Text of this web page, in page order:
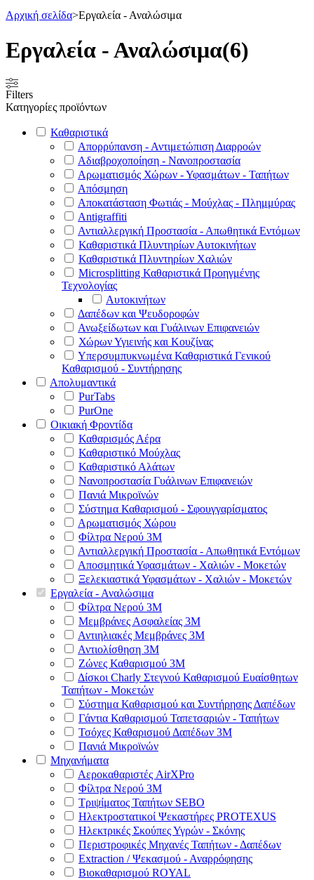
Αρχική σελίδα>Εργαλεία - Αναλώσιμα
Εργαλεία - Αναλώσιμα(6)
Filters
Κατηγορίες προϊόντων
Καθαριστικά
Απορρύπανση - Αντιμετώπιση Διαρροών
Αδιαβροχοποίηση - Νανοπροστασία
Αρωματισμός Χώρων - Υφασμάτων - Ταπήτων
Απόσμηση
Αποκατάσταση Φωτιάς - Μούχλας - Πλημμύρας
Antigraffiti
Αντιαλλεργική Προστασία - Απωθητικά Εντόμων
Καθαριστικά Πλυντηρίων Αυτοκινήτων
Καθαριστικά Πλυντηρίων Χαλιών
Microsplitting Καθαριστικά Προηγμένης
Τεχνολογίας
Αυτοκινήτων
Δαπέδων και Ψευδοροφών
Ανωξείδωτων και Γυάλινων Επιφανειών
Χώρων Υγιεινής και Κουζίνας
Υπερσυμπυκνωμένα Καθαριστικά Γενικού
Καθαρισμού - Συντήρησης
Απολυμαντικά
PurTabs
PurOne
Οικιακή Φροντίδα
Καθαρισμός Αέρα
Καθαριστικό Μούχλας
Καθαριστικό Αλάτων
Νανοπροστασία Γυάλινων Επιφανειών
Πανιά Μικροϊνών
Σύστημα Καθαρισμού - Σφουγγαρίσματος
Αρωματισμός Χώρου
Φίλτρα Νερού 3Μ
Αντιαλλεργική Προστασία - Απωθητικά Εντόμων
Αποσμητικά Υφασμάτων - Χαλιών - Μοκετών
Ξελεκιαστικά Υφασμάτων - Χαλιών - Μοκετών
Εργαλεία - Αναλώσιμα
Φίλτρα Νερού 3Μ
Μεμβράνες Ασφαλείας 3Μ
Αντιηλιακές Μεμβράνες 3Μ
Αντιολίσθηση 3Μ
Ζώνες Καθαρισμού 3Μ
Δίσκοι Charly Στεγνού Καθαρισμού Ευαίσθητων
Ταπήτων - Μοκετών
Σύστημα Καθαρισμού και Συντήρησης Δαπέδων
Γάντια Καθαρισμού Ταπετσαριών - Ταπήτων
Τσόχες Καθαρισμού Δαπέδων 3Μ
Πανιά Μικροϊνών
Μηχανήματα
Αεροκαθαριστές AirXPro
Φίλτρα Νερού 3M
Τριψίματος Ταπήτων SEBO
Ηλεκτροστατικοί Ψεκαστήρες PROTEXUS
Ηλεκτρικές Σκούπες Υγρών - Σκόνης
Περιστροφικές Μηχανές Ταπήτων - Δαπέδων
Extraction / Ψεκασμού - Αναρρόφησης
Βιοκαθαρισμού ROYAL